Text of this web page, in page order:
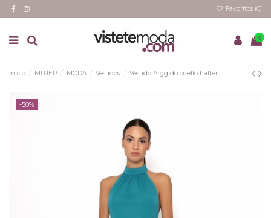
Favoritos (0)
0
Inicio MUJER MODA Vestidos Vestido Arggido cuello halter
-50%